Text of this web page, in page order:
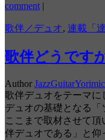
comment |
歌伴／デュオ, 連載「
歌伴どうです
Author
歌伴デュオをテーマ
デュオの基礎となる「
ここまで取材させて
伴デュオである」と